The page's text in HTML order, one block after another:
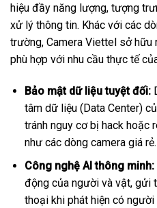
hiệu đầy năng lượng, tượng
xử lý thông tin. Khác với các
trường, Camera Viettel sở hữu
phù hợp với nhu cầu thực tế
Bảo mật dữ liệu tuyệt đối:
tâm dữ liệu (Data Center)
tránh nguy cơ bị hack hoặc
như các dòng camera giá rẻ.
Công nghệ AI thông minh:
động của người và vật, gửi
thoại khi phát hiện có người